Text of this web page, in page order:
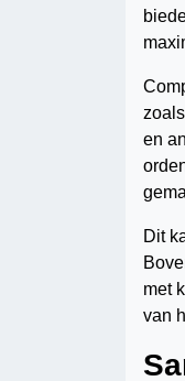
en
Dit
met
van